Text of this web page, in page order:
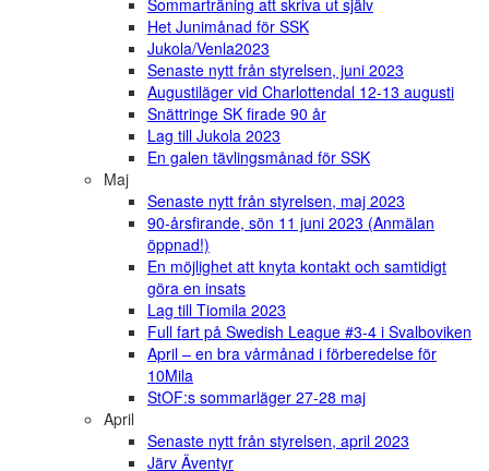
Het Junimånad för SSK
Jukola/Venla2023
Senaste nytt från styrelsen, juni 2023
Augustiläger vid Charlottendal 12-13 augusti
Snättringe SK firade 90 år
Lag till Jukola 2023
En galen tävlingsmånad för SSK
Maj
Senaste nytt från styrelsen, maj 2023
90-årsfirande, sön 11 juni 2023 (Anmälan
öppnad!)
En möjlighet att knyta kontakt och samtidigt
göra en insats
Lag till Tiomila 2023
Full fart på Swedish League #3-4 i Svalboviken
April – en bra vårmånad i förberedelse för
10Mila
StOF:s sommarläger 27-28 maj
April
Senaste nytt från styrelsen, april 2023
Järv Äventyr